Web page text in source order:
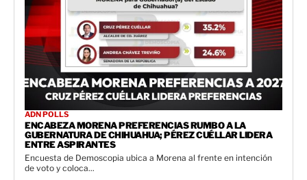
ADN POLLS
ENCABEZA MORENA PREFERENCIAS RUMBO A LA
GUBERNATURA DE CHIHUAHUA; PÉREZ CUÉLLAR LIDERA
ENTRE ASPIRANTES
Encuesta de Demoscopia ubica a Morena al frente en intención
de voto y coloca...